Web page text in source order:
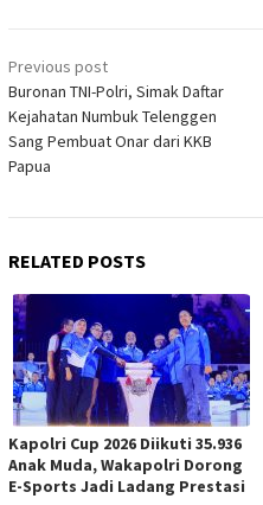
Post
navigation
Previous post
Buronan TNI-Polri, Simak Daftar
Kejahatan Numbuk Telenggen
Sang Pembuat Onar dari KKB
Papua
RELATED POSTS
Kapolri Cup 2026 Diikuti 35.936
Anak Muda, Wakapolri Dorong
E-Sports Jadi Ladang Prestasi